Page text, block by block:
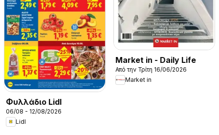
Φυλλάδιο Lidl
06/08 - 12/08/2026
Lidl
Market in - Daily Life
Από την Τρίτη 16/06/2026
Market in